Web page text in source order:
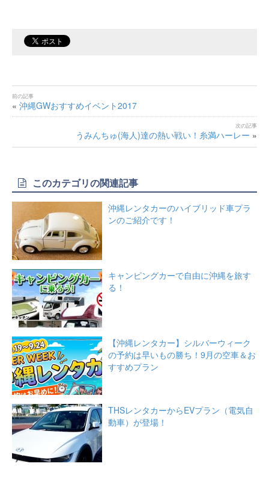
« 沖縄GWおすすめイベント2017
うみんちゅ(海人)達の熱い戦い！糸満ハーレー »
このカテゴリの関連記事
沖縄レンタカーのハイブリッド車プラ
ンのご紹介です！
キャンピングカーで自由に沖縄を旅す
る！
【沖縄レンタカー】シルバーウィーク
の予約は早いもの勝ち！9月の空車＆お
すすめプラン
THSレンタカーからEVプラン（電気自
動車）が登場！